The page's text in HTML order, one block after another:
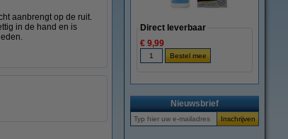
aanbrengt op de ruit.
in de hand en is
Direct leverbaar
€ 9,99
Nieuwsbrief